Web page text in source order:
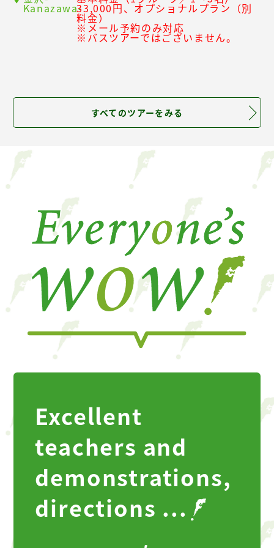
Kanazawa-33,000円、オプショナルプラン（別
料金）
※メール予約のみ対応
※バスツアーではございません。
すべてのツアーをみる
Excellent
teachers and
demonstrations,
directions ...